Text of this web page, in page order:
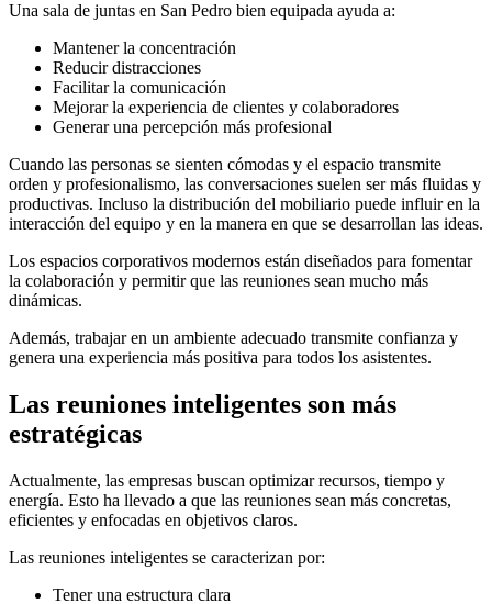
Una sala de juntas en San Pedro bien equipada ayuda a:
Mantener la concentración
Reducir distracciones
Facilitar la comunicación
Mejorar la experiencia de clientes y colaboradores
Generar una percepción más profesional
Cuando las personas se sienten cómodas y el espacio transmite
orden y profesionalismo, las conversaciones suelen ser más fluidas y
productivas. Incluso la distribución del mobiliario puede influir en la
interacción del equipo y en la manera en que se desarrollan las ideas.
Los espacios corporativos modernos están diseñados para fomentar
la colaboración y permitir que las reuniones sean mucho más
dinámicas.
Además, trabajar en un ambiente adecuado transmite confianza y
genera una experiencia más positiva para todos los asistentes.
Las reuniones inteligentes son más
estratégicas
Actualmente, las empresas buscan optimizar recursos, tiempo y
energía. Esto ha llevado a que las reuniones sean más concretas,
eficientes y enfocadas en objetivos claros.
Las reuniones inteligentes se caracterizan por:
Tener una estructura clara